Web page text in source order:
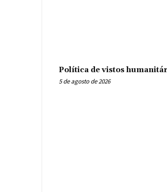
Política de vistos
5 de agosto de 2026